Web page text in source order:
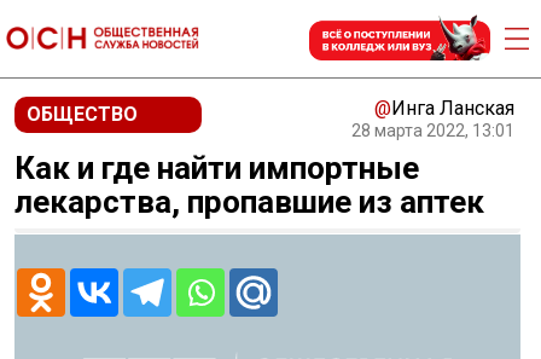
ОБЩЕСТВО @Инга Ланская
28 марта 2022, 13:01
Как и где найти импортные
лекарства, пропавшие из аптек